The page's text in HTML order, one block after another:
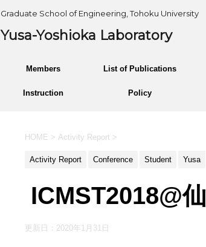
Graduate School of Engineering, Tohoku University
Yusa-Yoshioka Laboratory
Members List of Publications
Instruction Policy
HOME > Activity Report >
Activity Report Conference Student Yusa
ICMST2018@
更新日： 2020年1月31日